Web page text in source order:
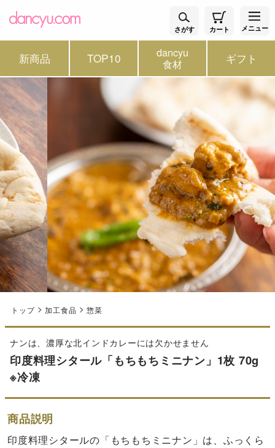
さがす カート メニュー
新商品 TOP10 dancyu
食材 ギフト
トップ 加工食品 惣菜
ナンは、濃厚な北インドカレーには欠かせません
印度料理シタール「もちもちミニナン」1枚 70g
※冷凍
商品説明
印度料理シタールの「もちもちミニナン」は、ふっくら